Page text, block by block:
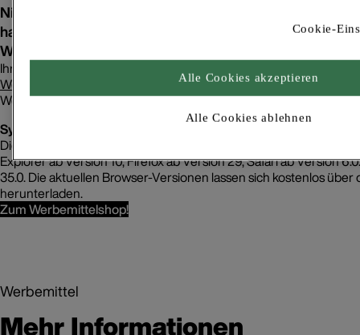
Nichts ist besser als gut gemachte Werbung. Damit
haben, haben wir hier für Sie schon jede Menge
Werbemittelshop entdecken.
Ihre persönlichen und bereits gestalteten
Werbemittelbestellungen
finden Sie im BereichMein Brillux
Werbemittelgestaltungen auch nachträglich noch bearbeiten.
Systemanforderungen:
Die Gestaltungsfunktion lässt sich in allen Browsern folgender
Explorer ab Version 10, Firefox ab Version 29, Safari ab Version
35.0. Die aktuellen Browser-Versionen lassen sich kostenlos über
herunterladen.
Zum Werbemittelshop!
Werbemittel
Mehr Informationen
Cookie-
Alle Cookies ablehnen
Alle Cookies akzeptieren